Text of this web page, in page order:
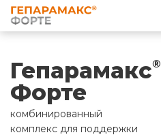
Гепарамакс®
Форте
комбинированный
комплекс для поддержки